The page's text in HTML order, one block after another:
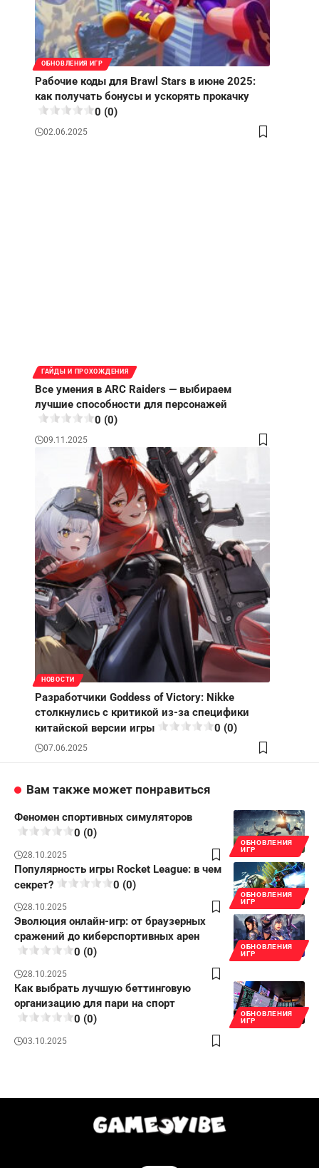
ОБНОВЛЕНИЯ ИГР
Рабочие коды для Brawl Stars в июне 2025:
как получать бонусы и ускорять прокачку
0 (0)
02.06.2025
ГАЙДЫ И ПРОХОЖДЕНИЯ
Все умения в ARC Raiders — выбираем
лучшие способности для персонажей
0 (0)
09.11.2025
НОВОСТИ
Разработчики Goddess of Victory: Nikke
столкнулись с критикой из-за специфики
китайской версии игры
0 (0)
07.06.2025
Вам также может понравиться
ОБНОВЛЕНИЯ
ИГР
Феномен спортивных симуляторов
0 (0)
28.10.2025
ОБНОВЛЕНИЯ
ИГР
Популярность игры Rocket League: в чем
секрет?
0 (0)
28.10.2025
ОБНОВЛЕНИЯ
ИГР
Эволюция онлайн-игр: от браузерных
сражений до киберспортивных арен
0 (0)
28.10.2025
ОБНОВЛЕНИЯ
ИГР
Как выбрать лучшую беттинговую
организацию для пари на спорт
0 (0)
03.10.2025